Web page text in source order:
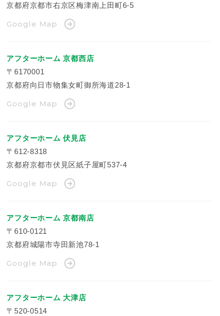
京都府京都市右京区梅津南上田町6-5
Google Map
アフターホーム 京都西店
〒6170001
京都府向日市物集女町御所海道28-1
Google Map
アフターホーム 伏見店
〒612-8318
京都府京都市伏見区紙子屋町537-4
Google Map
アフターホーム 京都南店
〒610-0121
京都府城陽市寺田新池78-1
Google Map
アフターホーム 大津店
〒520-0514